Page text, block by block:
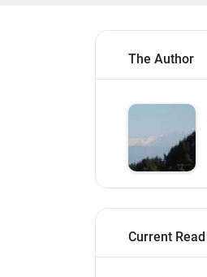
The Author
Current Read